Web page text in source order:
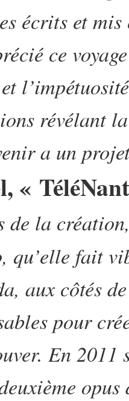
écrits et
ce
révélant
a un
«
de la
qu’elle fait
aux côtés
pour
En
opus